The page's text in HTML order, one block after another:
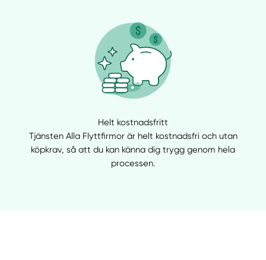
Helt kostnadsfritt
Tjänsten Alla Flyttfirmor är helt kostnadsfri och utan
köpkrav, så att du kan känna dig trygg genom hela
processen.